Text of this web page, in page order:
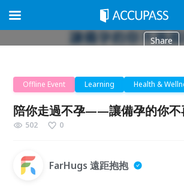
Share
Offline Event Learning Health &
陪你走過不孕——讓備孕的你不
502 0
FarHugs 遠距抱抱